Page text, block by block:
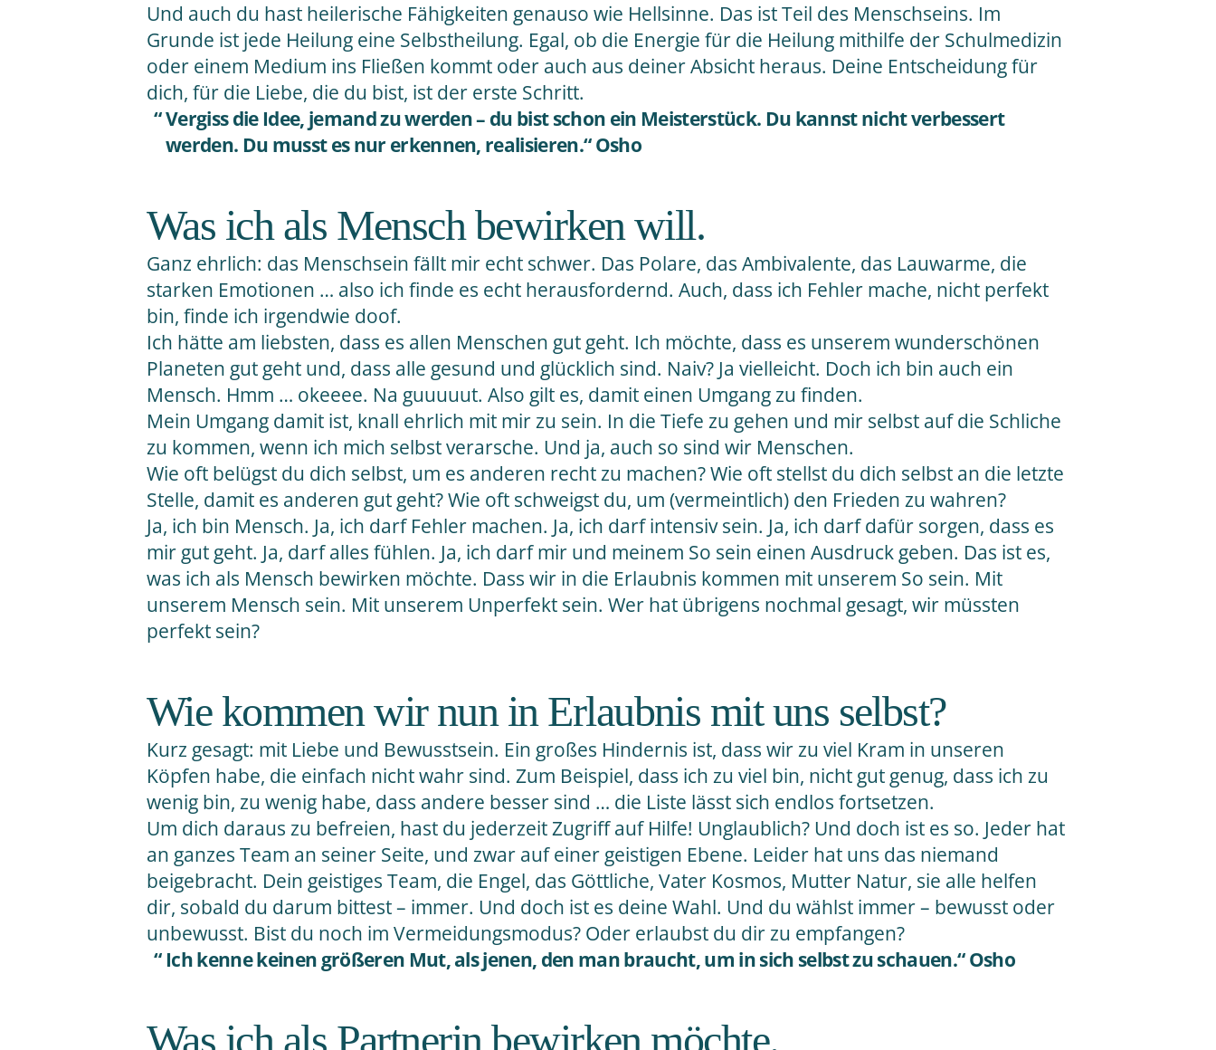
Und auch du hast heilerische Fähigkeiten genauso wie Hellsinne. Das ist Teil des Menschseins. Im
Grunde ist jede Heilung eine Selbstheilung. Egal, ob die Energie für die Heilung mithilfe der Schulmedizin
oder einem Medium ins Fließen kommt oder auch aus deiner Absicht heraus. Deine Entscheidung für
dich, für die Liebe, die du bist, ist der erste Schritt.
Vergiss die Idee, jemand zu werden – du bist schon ein Meisterstück. Du kannst nicht verbessert
werden. Du musst es nur erkennen, realisieren.“ Osho
Was ich als Mensch bewirken will.
Ganz ehrlich: das Menschsein fällt mir echt schwer. Das Polare, das Ambivalente, das Lauwarme, die
starken Emotionen … also ich finde es echt herausfordernd. Auch, dass ich Fehler mache, nicht perfekt
bin, finde ich irgendwie doof.
Ich hätte am liebsten, dass es allen Menschen gut geht. Ich möchte, dass es unserem wunderschönen
Planeten gut geht und, dass alle gesund und glücklich sind. Naiv? Ja vielleicht. Doch ich bin auch ein
Mensch. Hmm … okeeee. Na guuuuut. Also gilt es, damit einen Umgang zu finden.
Mein Umgang damit ist, knall ehrlich mit mir zu sein. In die Tiefe zu gehen und mir selbst auf die Schliche
zu kommen, wenn ich mich selbst verarsche. Und ja, auch so sind wir Menschen.
Wie oft belügst du dich selbst, um es anderen recht zu machen? Wie oft stellst du dich selbst an die letzte
Stelle, damit es anderen gut geht? Wie oft schweigst du, um (vermeintlich) den Frieden zu wahren?
Ja, ich bin Mensch. Ja, ich darf Fehler machen. Ja, ich darf intensiv sein. Ja, ich darf dafür sorgen, dass es
mir gut geht. Ja, darf alles fühlen. Ja, ich darf mir und meinem So sein einen Ausdruck geben. Das ist es,
was ich als Mensch bewirken möchte. Dass wir in die Erlaubnis kommen mit unserem So sein. Mit
unserem Mensch sein. Mit unserem Unperfekt sein. Wer hat übrigens nochmal gesagt, wir müssten
perfekt sein?
Wie kommen wir nun in Erlaubnis mit uns selbst?
Kurz gesagt: mit Liebe und Bewusstsein. Ein großes Hindernis ist, dass wir zu viel Kram in unseren
Köpfen habe, die einfach nicht wahr sind. Zum Beispiel, dass ich zu viel bin, nicht gut genug, dass ich zu
wenig bin, zu wenig habe, dass andere besser sind … die Liste lässt sich endlos fortsetzen.
Um dich daraus zu befreien, hast du jederzeit Zugriff auf Hilfe! Unglaublich? Und doch ist es so. Jeder hat
an ganzes Team an seiner Seite, und zwar auf einer geistigen Ebene. Leider hat uns das niemand
beigebracht. Dein geistiges Team, die Engel, das Göttliche, Vater Kosmos, Mutter Natur, sie alle helfen
dir, sobald du darum bittest – immer. Und doch ist es deine Wahl. Und du wählst immer – bewusst oder
unbewusst. Bist du noch im Vermeidungsmodus? Oder erlaubst du dir zu empfangen?
Ich kenne keinen größeren Mut, als jenen, den man braucht, um in sich selbst zu schauen.“ Osho
Was ich als Partnerin bewirken möchte.